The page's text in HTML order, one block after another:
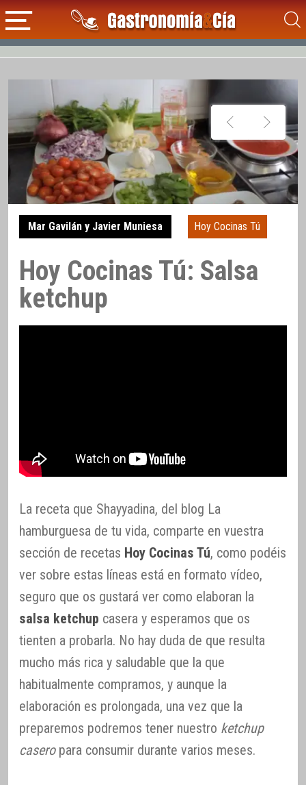
Mar Gavilán y Javier Muniesa Hoy Cocinas Tú
Hoy Cocinas Tú: Salsa
ketchup
La receta que Shayyadina, del blog La
hamburguesa de tu vida, comparte en vuestra
sección de recetas Hoy Cocinas Tú, como podéis
ver sobre estas líneas está en formato vídeo,
seguro que os gustará ver como elaboran la
salsa ketchup casera y esperamos que os
tienten a probarla. No hay duda de que resulta
mucho más rica y saludable que la que
habitualmente compramos, y aunque la
elaboración es prolongada, una vez que la
preparemos podremos tener nuestro ketchup
caseropara consumir durante varios meses.